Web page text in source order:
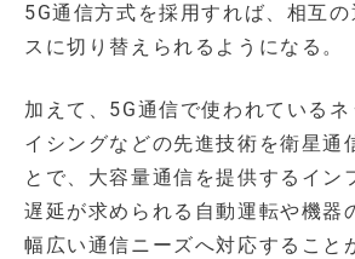
5G通信方式を採用すれば、相互
スに切り替えられるようになる。
加えて、5G通信で使われている
イシングなどの先進技術を衛星通
とで、大容量通信を提供するイン
遅延が求められる自動運転や機器
幅広い通信ニーズへ対応すること